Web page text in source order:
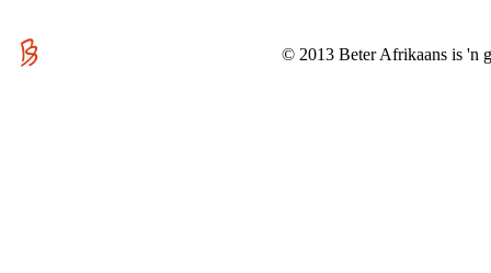
© 2013 Beter Afrikaans is 'n